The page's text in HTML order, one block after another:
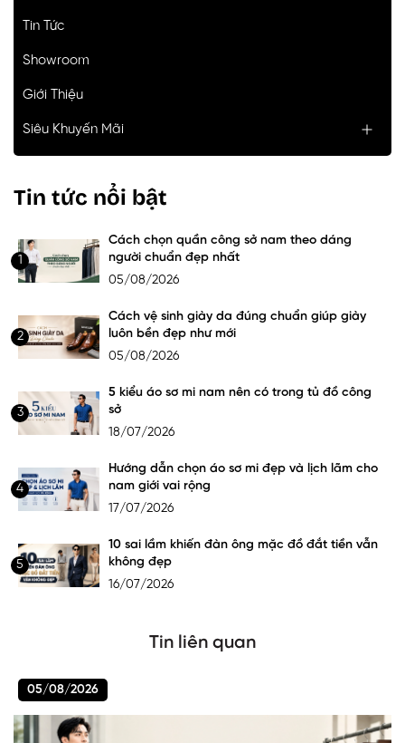
Tin Tức
Showroom
Giới Thiệu
Siêu Khuyến Mãi
Tin tức nổi bật
1
Cách chọn quần công sở nam theo dáng
người chuẩn đẹp nhất
05/08/2026
2
Cách vệ sinh giày da đúng chuẩn giúp giày
luôn bền đẹp như mới
05/08/2026
3
5 kiểu áo sơ mi nam nên có trong tủ đồ công
sở
18/07/2026
4
Hướng dẫn chọn áo sơ mi đẹp và lịch lãm cho
nam giới vai rộng
17/07/2026
5
10 sai lầm khiến đàn ông mặc đồ đắt tiền vẫn
không đẹp
16/07/2026
Tin liên quan
05/08/2026